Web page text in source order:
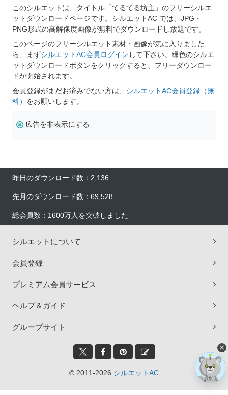
このシルエットは、タイトル「てるてる坊主」のフリーシルエ
ットダウンロードページです。シルエットAC では、JPG・
PNG形式の高解像度画像が無料でダウンロードし放題です。
このページのフリーシルエット素材・画像が気に入りました
ら、まずシルエットAC会員ログイン して下さい。緑色のシルエ
ットダウンロードボタンをクリックすると、フリーダウンロー
ドが開始されます。
会員登録がまだお済みでない方は、 シルエットAC会員登録（無
料） をお願いします。
広告を非表示にする
昨日のダウンロード数：2,136
先月のダウンロード数：69,528
総会員数：1600万人を突破しました
シルエットについて
会員登録
プレミアム会員サービス
ヘルプ＆ガイド
グループサイト
© 2011-2026 シルエットAC
×